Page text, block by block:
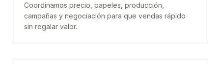
Coordinamos precio, papeles, producción,
campañas y negociación para que vendas rápido
sin regalar valor.